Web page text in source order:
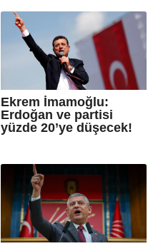
Ekrem İmamoğlu:
Erdoğan ve partisi
yüzde 20’ye düşecek!